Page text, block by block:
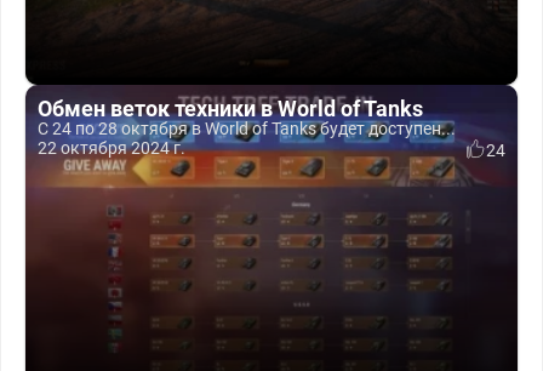
Обмен веток техники в World of Tanks
С 24 по 28 октября в World of Tanks будет доступен...
22 октября 2024 г.
24